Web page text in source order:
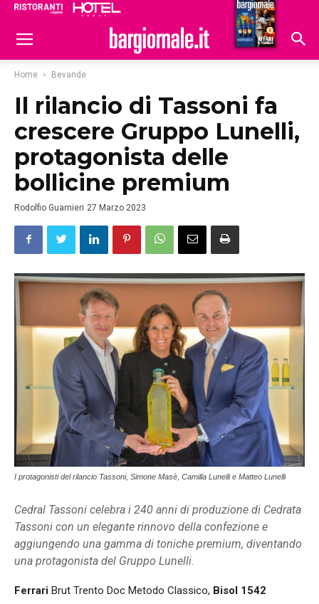
Hoteldomani
Home Bevande
Il rilancio di Tassoni fa
crescere Gruppo Lunelli,
protagonista delle
bollicine premium
Rodolfio Guarnieri 27 Marzo 2023
I protagonisti del rilancio Tassoni, Simone Masè, Camilla Lunelli e Matteo Lunelli
Cedral Tassoni celebra i 240 anni di produzione di Cedrata
Tassoni con un elegante rinnovo della confezione e
aggiungendo una gamma di toniche premium, diventando
una protagonista del Gruppo Lunelli.
Ferrari Brut Trento Doc Metodo Classico, Bisol 1542